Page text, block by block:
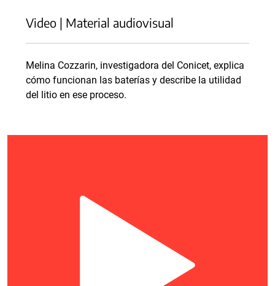
Video | Material audiovisual
Melina Cozzarin, investigadora del Conicet, explica
cómo funcionan las baterías y describe la utilidad
del litio en ese proceso.